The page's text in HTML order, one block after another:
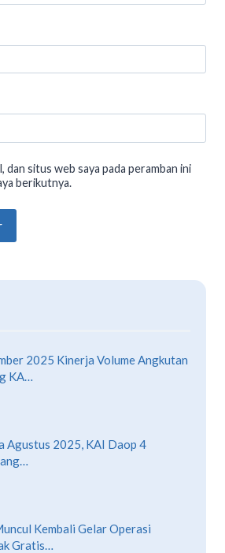
dan situs web saya pada peramban ini
berikutnya.
2025 Kinerja Volume Angkutan
KA…
Agustus 2025, KAI Daop 4
Kembali Gelar Operasi
Gratis…